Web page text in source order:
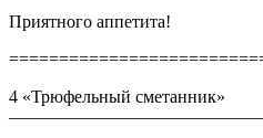
Приятного аппетита!
4 «Трюфельный сметанник»